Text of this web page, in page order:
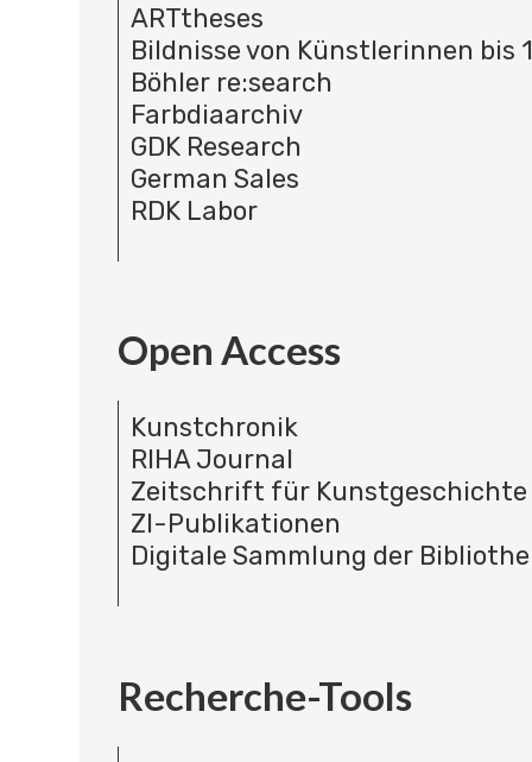
ARTtheses
Bildnisse von Künstlerinnen bis
Böhler re:search
Farbdiaarchiv
GDK Research
German Sales
RDK Labor
Open Access
Kunstchronik
RIHA Journal
Zeitschrift für Kunstgeschichte
ZI-Publikationen
Digitale Sammlung der
Recherche-Tools